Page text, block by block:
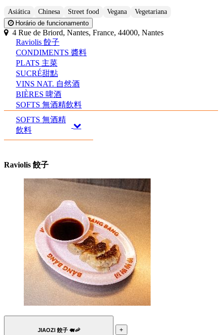
Asiática Chinesa Street food Vegana
Vegetariana
Horário de funcionamento
4 Rue de Briord, Nantes, France, 44000, Nantes
Raviolis 餃子
CONDIMENTS 醬料
PLATS 主菜
SUCRÉ甜點
VINS NAT. 自然酒
BIÈRES 啤酒
SOFTS 無酒精飲料
SOFTS 無酒精
飲料
Raviolis 餃子
JIAOZI 餃子 🐖🦐 +